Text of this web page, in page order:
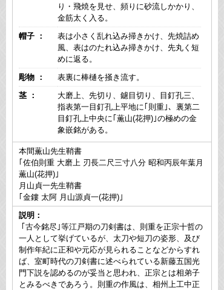
り・飛焼を見せ、頻りに砂流しかかり、
金筋太く入る。
帽子 ：
表は小さく乱れ込み掃きかけ、先焼詰め
風、表はのたれ込み掃きかけ、先丸く短
めに返る。
彫物 ：
表裏に棒樋を掻き流す。
茎 ：
大磨上、先切り、鑢目切り、目釘孔三、
指表第一目釘孔上平地に｢則重｣、裏第二
目釘孔上中央に｢薫山(花押)｣の極めの金
象嵌銘がある。
本間薫山先生鞘書
｢佐伯則重 大磨上 刃長二尺三寸八分 昭和丙辰年葉月
薫山(花押)｣
月山貞一先生鞘書
｢金鏤 太阿 月山源貞一(花押)｣
説明：
｢古今銘尽｣等江戸期の刀剣書は、則重を正宗十哲の
一人として挙げているが、太刀や短刀の姿形、及び
制作年紀に正和や元応が見られることなどからすれ
ば、室町時代の刀剣書に述べられている新藤五国光
門下説を認めるのが妥当と思われ、正宗とは相弟子
とみるべきであろう。則重の作風は、相州上工中正